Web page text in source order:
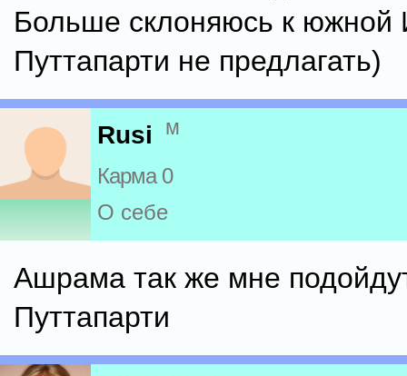
Больше склоняюсь к южной
Путтапарти не предлагать)
Rusi м
Карма 0
О себе
Ашрама так же мне
Путтапарти